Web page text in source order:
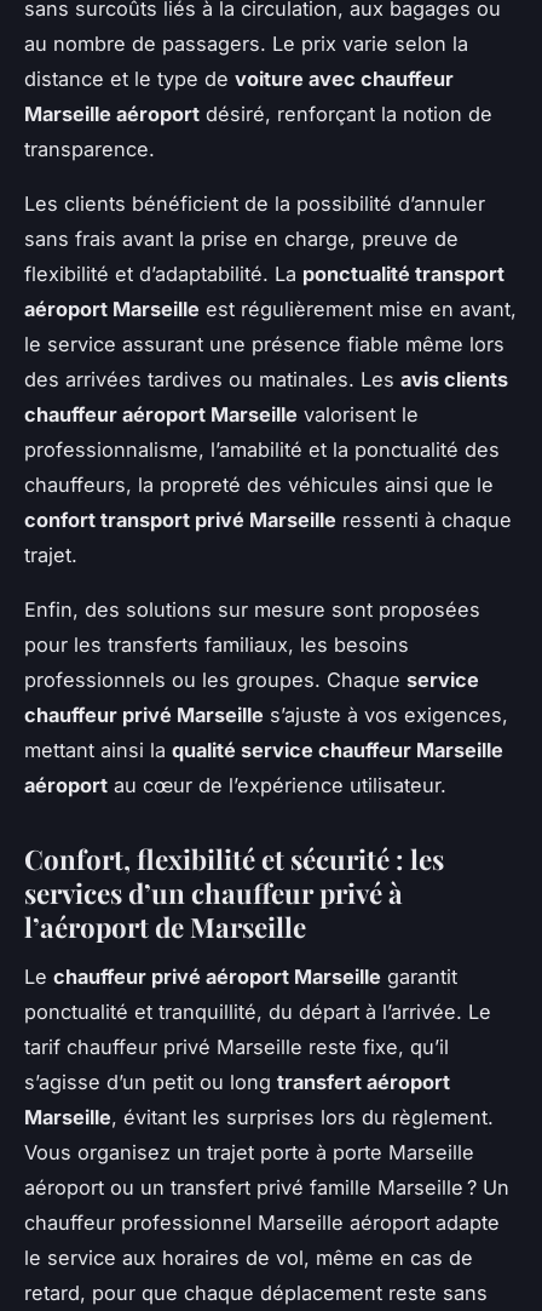
sans surcoûts liés à la circulation, aux bagages ou
au nombre de passagers. Le prix varie selon la
distance et le type de voiture avec chauffeur
Marseille aéroport désiré, renforçant la notion de
transparence.
Les clients bénéficient de la possibilité d’annuler
sans frais avant la prise en charge, preuve de
flexibilité et d’adaptabilité. La ponctualité transport
aéroport Marseille est régulièrement mise en avant,
le service assurant une présence fiable même lors
des arrivées tardives ou matinales. Les avis clients
chauffeur aéroport Marseille valorisent le
professionnalisme, l’amabilité et la ponctualité des
chauffeurs, la propreté des véhicules ainsi que le
confort transport privé Marseille ressenti à chaque
trajet.
Enfin, des solutions sur mesure sont proposées
pour les transferts familiaux, les besoins
professionnels ou les groupes. Chaque service
chauffeur privé Marseille s’ajuste à vos exigences,
mettant ainsi la qualité service chauffeur Marseille
aéroport au cœur de l’expérience utilisateur.
Confort, flexibilité et sécurité : les
services d’un chauffeur privé à
l’aéroport de Marseille
Le chauffeur privé aéroport Marseille garantit
ponctualité et tranquillité, du départ à l’arrivée. Le
tarif chauffeur privé Marseille reste fixe, qu’il
s’agisse d’un petit ou long transfert aéroport
Marseille, évitant les surprises lors du règlement.
Vous organisez un trajet porte à porte Marseille
aéroport ou un transfert privé famille Marseille ? Un
chauffeur professionnel Marseille aéroport adapte
le service aux horaires de vol, même en cas de
retard, pour que chaque déplacement reste sans